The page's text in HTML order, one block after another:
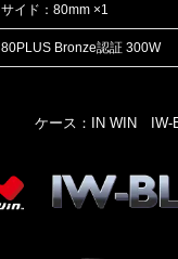
サイド：80mm ×1
80PLUS Bronze認証 300W
ケース：IN WIN